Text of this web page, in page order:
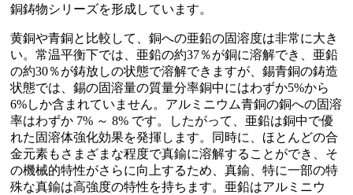
銅鋳物シリーズを形成しています。
黄銅や青銅と比較して、銅への亜鉛の固溶度は非常に大き
い。常温平衡下では、亜鉛の約37％が銅に溶解でき、亜鉛
の約30％が鋳放しの状態で溶解できますが、錫青銅の鋳造
状態では、錫の固溶量の質量分率銅中にはわずか5%から
6%しか含まれていません。アルミニウム青銅の銅への固溶
率はわずか 7% ～ 8% です。したがって、亜鉛は銅中で優
れた固溶体強化効果を発揮します。同時に、ほとんどの合
金元素もさまざまな程度で真鍮に溶解することができ、そ
の機械的特性がさらに向上するため、真鍮、特に一部の特
殊な真鍮は高強度の特性を持ちます。亜鉛はアルミニウ